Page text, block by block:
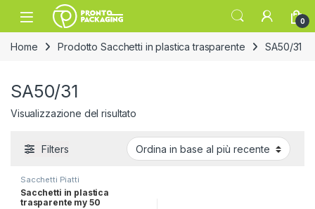
Skip to navigation
Skip to content
Open 0
Home Prodotto Sacchetti in plastica trasparente SA50/31
SA50/31
Visualizzazione del risultato
Filters
Sacchetti Piatti
Sacchetti in plastica
trasparente my 50